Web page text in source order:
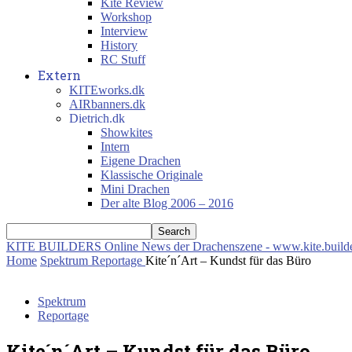
Kite Review
Workshop
Interview
History
RC Stuff
Extern
KITEworks.dk
AIRbanners.dk
Dietrich.dk
Showkites
Intern
Eigene Drachen
Klassische Originale
Mini Drachen
Der alte Blog 2006 – 2016
KITE BUILDERS Online News der Drachenszene -
Home Spektrum Reportage Kite´n´Art – Kundst für das Büro
Spektrum
Reportage